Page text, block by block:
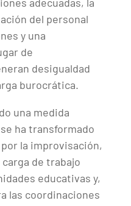
del personal
y una
de
desigualdad
burocrática.
una medida
ha transformado
la improvisación,
de trabajo
educativas y,
las coordinaciones